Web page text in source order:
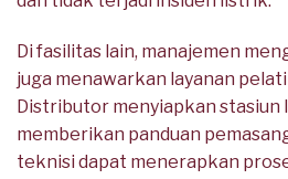
Di fasilitas lain, manajemen
juga menawarkan layanan
Distributor menyiapkan
memberikan panduan
teknisi dapat menerapkan